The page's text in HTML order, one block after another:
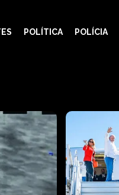
POLÍTICA POLÍCIA